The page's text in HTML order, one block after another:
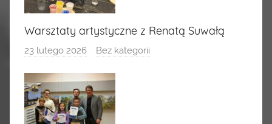
Warsztaty artystyczne z Renatą Suwałą
23 lutego 2026 Bez kategorii